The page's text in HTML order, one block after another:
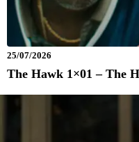
25/07/2026
The Hawk 1×01 – The